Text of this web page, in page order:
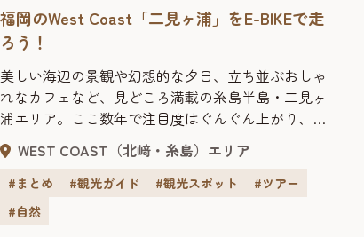
福岡のWest Coast「二見ヶ浦」をE-BIKEで走
ろう！
美しい海辺の景観や幻想的な夕日、立ち並ぶおしゃ
れなカフェなど、見どころ満載の糸島半島・二見ヶ
浦エリア。ここ数年で注目度はぐんぐん上がり、い
まや全国的に知られる福岡の観光スポットになりま
した。休日ともなれば、県内外から数多くの人々が
訪れ、思い思いの時間を楽しんでいます。 にぎわい
を見せる一方で、二見ヶ浦エリアへ出かける人の多
くは車を利用するため、週末や連休には交通混雑が
WEST COAST（北﨑・糸島）エリア
#まとめ #観光ガイド #観光スポット
#ツアー
#自然